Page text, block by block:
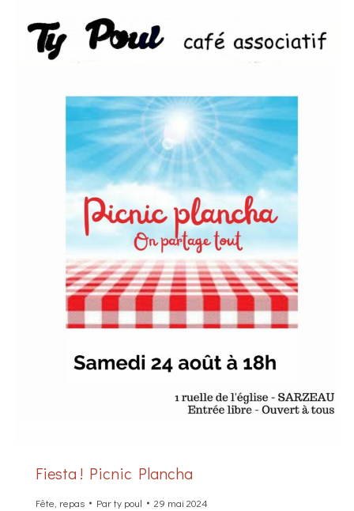
Fiesta ! Picnic Plancha
Fête, repas Party poul 29 mai 2024